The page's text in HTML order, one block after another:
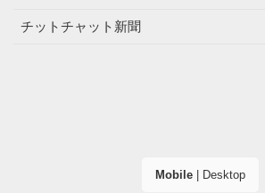
チットチャット新聞
Mobile| Desktop